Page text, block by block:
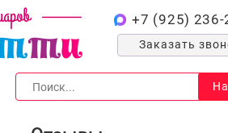
+7 (925) 236-
Заказать